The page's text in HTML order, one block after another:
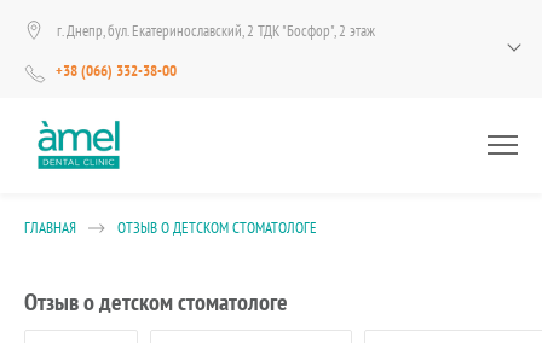
г. Днепр, бул. Екатеринославский, 2 ТДК "Босфор", 2 этаж
+38 (066) 332-38-00
ГЛАВНАЯ ОТЗЫВ О ДЕТСКОМ СТОМАТОЛОГЕ
Отзыв о детском стоматологе